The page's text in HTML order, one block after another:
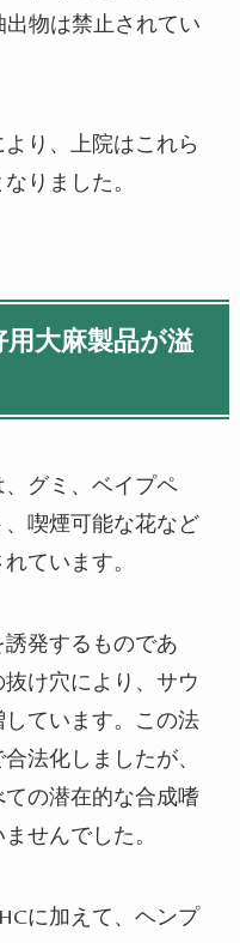
物は禁止されてい
り、上院はこれら
りました。
大麻製品が溢
グミ、ベイプペ
喫煙可能な花など
ています。
発するものであ
け穴により、サウ
ています。この法
法化しましたが、
の潜在的な合成嗜
せんでした。
に加えて、ヘンプ